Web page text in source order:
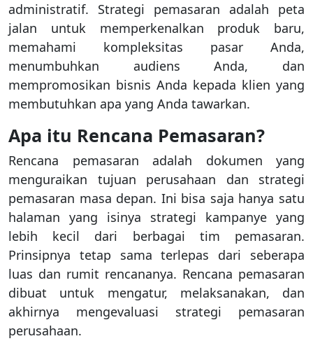
administratif. Strategi pemasaran adalah peta
jalan untuk memperkenalkan produk baru,
memahami kompleksitas pasar Anda,
menumbuhkan audiens Anda, dan
mempromosikan bisnis Anda kepada klien yang
membutuhkan apa yang Anda tawarkan.
Apa itu Rencana Pemasaran?
Rencana pemasaran adalah dokumen yang
menguraikan tujuan perusahaan dan strategi
pemasaran masa depan. Ini bisa saja hanya satu
halaman yang isinya strategi kampanye yang
lebih kecil dari berbagai tim pemasaran.
Prinsipnya tetap sama terlepas dari seberapa
luas dan rumit rencananya. Rencana pemasaran
dibuat untuk mengatur, melaksanakan, dan
akhirnya mengevaluasi strategi pemasaran
perusahaan.